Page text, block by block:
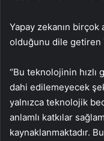
Yapay zekanın
olduğunu dile getiren
“Bu teknolojinin hızlı
dahi edilemeyecek
yalnızca teknolojik
anlamlı katkılar
kaynaklanmaktadır.